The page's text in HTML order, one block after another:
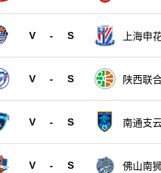
V - S 上海申
V - S
陕西联
V - S 南通支
V - S 佛山南